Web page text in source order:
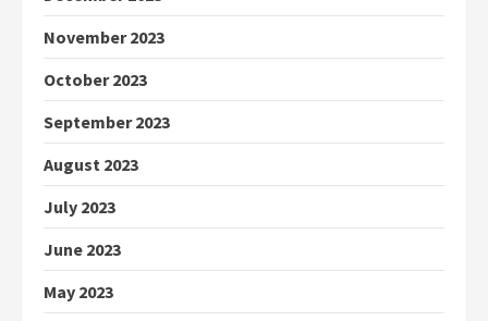
November 2023
October 2023
September 2023
August 2023
July 2023
June 2023
May 2023